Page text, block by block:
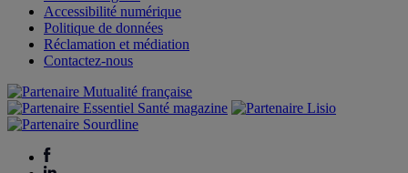
Accessibilité numérique
Politique de données
Réclamation et médiation
Contactez-nous